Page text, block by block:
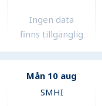
Ingen data
finns tillgänglig
Mån 10 aug
SMHI